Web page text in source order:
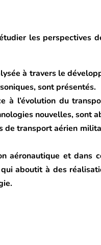
les
à travers le
sont présentés.
à l’évolution du
nouvelles, sont
de transport aérien
aéronautique et
aboutit à des